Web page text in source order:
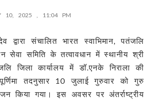
10, 2025 , 11:04 PM
द्वारा संचालित भारत स्वाभिमान, पतंजलि
सेवा समिति के तत्वावधान में स्थानीय श्री
जिला कार्यालय में डॉ.एनके निराला की
तदनुसार 10 जुलाई गुरुवार को गुरु
किया गया। इस अवसर पर अंतर्राष्ट्रीय